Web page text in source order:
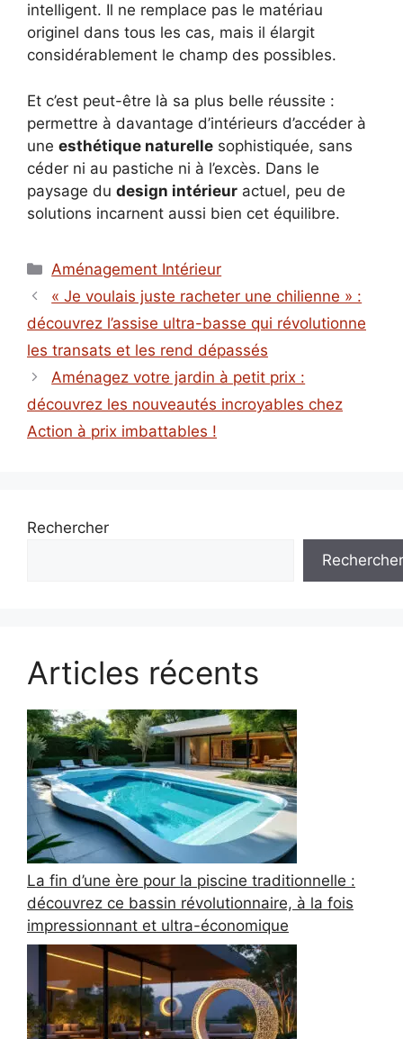
intelligent. Il ne remplace pas le matériau
originel dans tous les cas, mais il élargit
considérablement le champ des possibles.
Et c’est peut-être là sa plus belle réussite :
permettre à davantage d’intérieurs d’accéder à
une esthétique naturelle sophistiquée, sans
céder ni au pastiche ni à l’excès. Dans le
paysage du design intérieur actuel, peu de
solutions incarnent aussi bien cet équilibre.
Catégories
Aménagement Intérieur
« Je voulais juste racheter une chilienne » :
découvrez l’assise ultra-basse qui révolutionne
les transats et les rend dépassés
Aménagez votre jardin à petit prix :
découvrez les nouveautés incroyables chez
Action à prix imbattables !
Rechercher
Rechercher
Articles récents
La fin d’une ère pour la piscine traditionnelle :
découvrez ce bassin révolutionnaire, à la fois
impressionnant et ultra-économique